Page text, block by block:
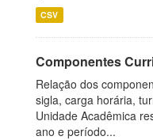
CSV
Componentes
Relação dos
sigla, carga horária,
Unidade Acadêmica
ano e período...